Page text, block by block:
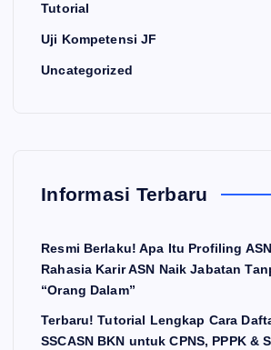
Tutorial
Uji Kompetensi JF
Uncategorized
Informasi Terbaru
Resmi Berlaku! Apa Itu Profiling
Rahasia Karir ASN Naik Jabatan
“Orang Dalam”
Terbaru! Tutorial Lengkap Cara
SSCASN BKN untuk CPNS, PPPK &